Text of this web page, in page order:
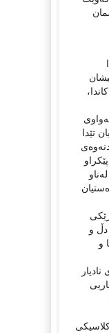
تێدا
دڵ و
و